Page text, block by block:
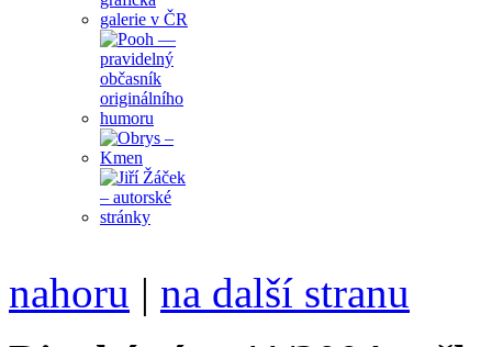
nahoru | na další stranu